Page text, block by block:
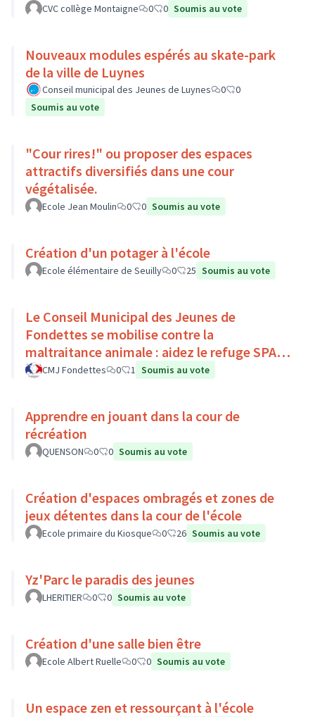
CVC collège Montaigne 0 0 Soumis au vote
Nouveaux modules espérés au skate-park
de la ville de Luynes
Conseil municipal des Jeunes de Luynes 0
0
Soumis au vote
"Cour rires!" ou proposer des espaces
attractifs diversifiés dans une cour
végétalisée.
Ecole Jean Moulin 0 0 Soumis au vote
Création d'un potager à l'école
Ecole élémentaire de Seuilly 0 25 Soumis au vote
Le Conseil Municipal des Jeunes de
Fondettes se mobilise contre la
maltraitance animale : aidez le refuge SPA
de Luynes !
CMJ Fondettes 0 1 Soumis au vote
Apprendre en jouant dans la cour de
récréation
QUENSON 0 0 Soumis au vote
Création d'espaces ombragés et zones de
jeux détentes dans la cour de l'école
Ecole primaire du Kiosque 0 26 Soumis au vote
Yz'Parc le paradis des jeunes
LHERITIER 0 0 Soumis au vote
Création d'une salle bien être
Ecole Albert Ruelle 0 0 Soumis au vote
Un espace zen et ressourçant à l'école